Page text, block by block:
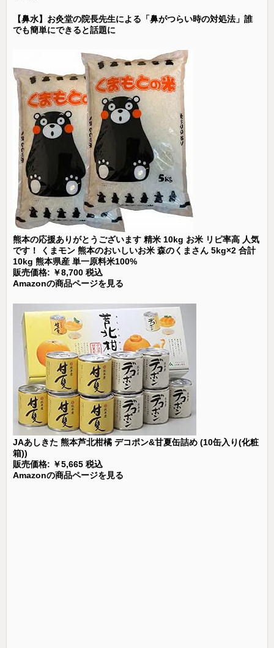
【鼻水】お灸堂の院長先生による「鼻がつらい時の対処法」誰
でも簡単にできると話題に
熊本の応援ありがとうございます 精米 10kg お米 リピ率高 人気
です！ くまモン 熊本のおいしいお米 森のくまさん 5kg×2 合計
10kg 熊本県産 単一原料米100%
販売価格: ￥8,700 税込
Amazonの商品ページを見る
JAあしきた 熊本芦北柑橘 デコポン&甘夏缶詰め (10缶入り(化粧
箱))
販売価格: ￥5,665 税込
Amazonの商品ページを見る